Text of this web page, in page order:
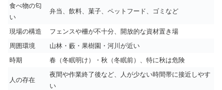
食べ物の匂
い
弁当、飲料、菓子、ペットフード、ゴミなど
現場の構造
フェンスや柵が不十分、開放的な資材置き場
周囲環境
山林・藪・果樹園・河川が近い
時期
春（冬眠明け）・秋（冬眠前）、特に秋は危険
人の存在
夜間や作業終了後など、人が少ない時間帯に接近しやす
い